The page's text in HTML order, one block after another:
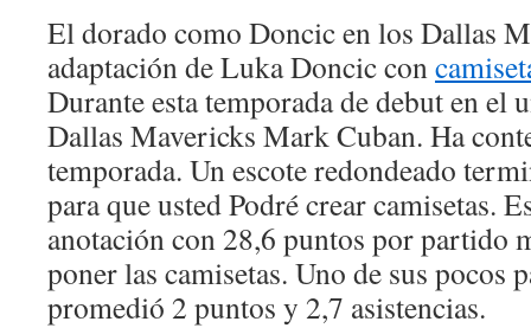
El dorado como Doncic en los Dallas
adaptación de Luka Doncic con
Durante esta temporada de debut en el
Dallas Mavericks Mark Cuban. Ha
temporada. Un escote redondeado
para que usted Podré crear camisetas.
anotación con 28,6 puntos por partido
poner las camisetas. Uno de sus pocos
promedió 2 puntos y 2,7 asistencias.